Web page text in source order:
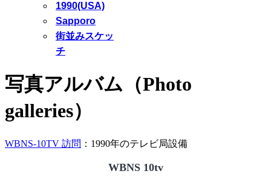
1990(USA)
Sapporo
街並みスケッ
チ
写真アルバム（Photo
galleries）
WBNS-10TV 訪問 ：1990年のテレビ局設備
WBNS 10tv